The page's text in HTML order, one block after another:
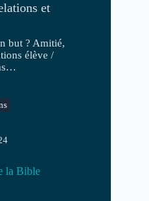
et
but ? Amitié,
élève /
la Bible